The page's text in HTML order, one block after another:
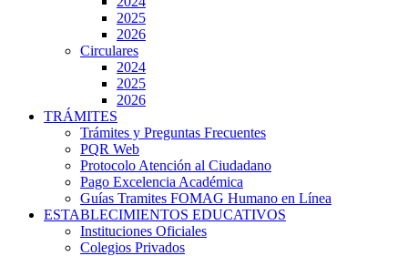
2025
2026
Circulares
2024
2025
2026
TRÁMITES
Trámites y Preguntas Frecuentes
PQR Web
Protocolo Atención al Ciudadano
Pago Excelencia Académica
Guías Tramites FOMAG Humano en Línea
ESTABLECIMIENTOS EDUCATIVOS
Instituciones Oficiales
Colegios Privados